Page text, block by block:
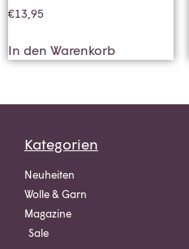
€13,95
In den Warenkorb
Kategorien
Neuheiten
Wolle & Garn
Magazine
Sale